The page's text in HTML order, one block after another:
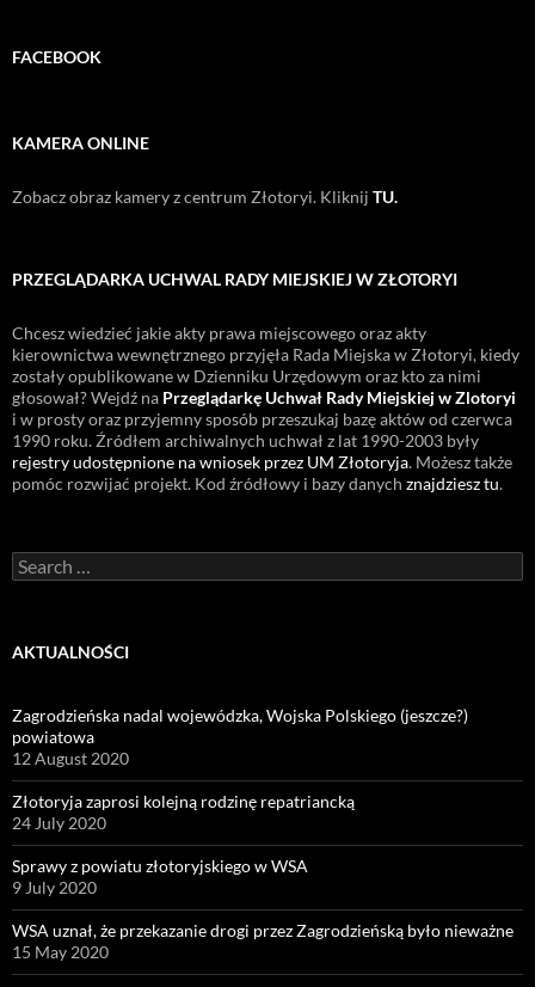
FACEBOOK
KAMERA ONLINE
Zobacz obraz kamery z centrum Złotoryi. Kliknij TU.
PRZEGLĄDARKA UCHWAL RADY MIEJSKIEJ W ZŁOTORYI
Chcesz wiedzieć jakie akty prawa miejscowego oraz akty
kierownictwa wewnętrznego przyjęła Rada Miejska w Złotoryi, kiedy
zostały opublikowane w Dzienniku Urzędowym oraz kto za nimi
głosował? Wejdź na Przeglądarkę Uchwał Rady Miejskiej w Zlotoryi
i w prosty oraz przyjemny sposób przeszukaj bazę aktów od czerwca
1990 roku. Źródłem archiwalnych uchwał z lat 1990-2003 były
rejestry udostępnione na wniosek przez UM Złotoryja. Możesz także
pomóc rozwijać projekt. Kod źródłowy i bazy danych znajdziesz tu.
Search
for:
AKTUALNOŚCI
Zagrodzieńska nadal wojewódzka, Wojska Polskiego (jeszcze?)
powiatowa
12 August 2020
Złotoryja zaprosi kolejną rodzinę repatriancką
24 July 2020
Sprawy z powiatu złotoryjskiego w WSA
9 July 2020
WSA uznał, że przekazanie drogi przez Zagrodzieńską było nieważne
15 May 2020